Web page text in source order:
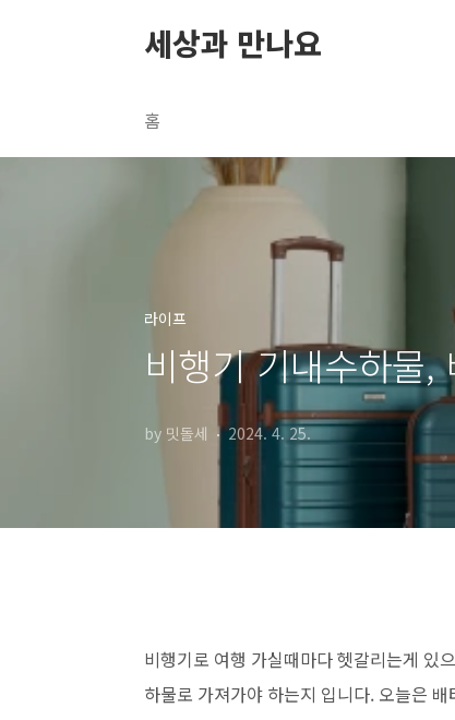
세상과 만나요
홈
라이프
비행기 기내수하물
by 밋돌세 2024. 4. 25.
비행기로 여행 가실때마다 헷갈리는게
하물로 가져가야 하는지 입니다. 오늘은